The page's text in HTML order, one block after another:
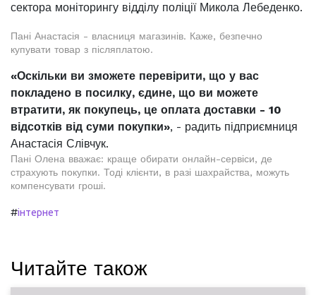
сектора моніторингу відділу поліції Микола Лебеденко.
Пані Анастасія - власниця магазинів. Каже, безпечно
купувати товар з післяплатою.
«Оскільки ви зможете перевірити, що у вас
покладено в посилку, єдине, що ви можете
втратити, як покупець, це оплата доставки - 10
відсотків від суми покупки», - радить підприємниця
Анастасія Слівчук.
Пані Олена вважає: краще обирати онлайн-сервіси, де
страхують покупки. Тоді клієнти, в разі шахрайства, можуть
компенсувати гроші.
#інтернет
Читайте також